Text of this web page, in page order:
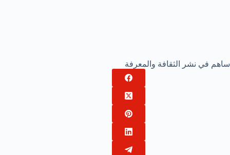
ساهم في نشر الثقافة والمعرفة